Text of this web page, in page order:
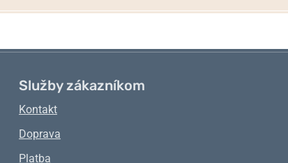
Služby zákazníkom
Kontakt
Doprava
Platba